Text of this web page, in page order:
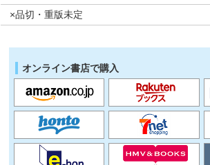
×品切・重版未定
オンライン書店で購入